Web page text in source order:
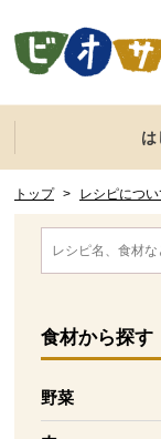
ューです。
キップする
は
トップ > レシピについ
ここから消費材検
食材から探す
野菜
を開く
消費材検索メニュ
ここから本文です